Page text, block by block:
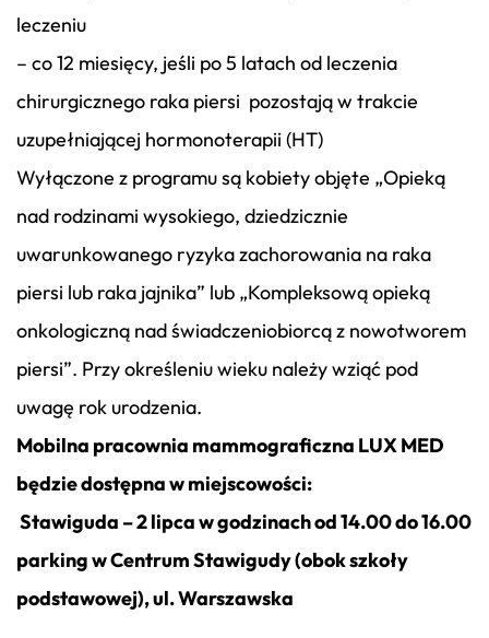
leczeniu
– co 12 miesięcy, jeśli po 5 latach od leczenia
chirurgicznego raka piersi pozostają w trakcie
uzupełniającej hormonoterapii (HT)
Wyłączone z programu są kobiety objęte „Opieką
nad rodzinami wysokiego, dziedzicznie
uwarunkowanego ryzyka zachorowania na raka
piersi lub raka jajnika” lub „Kompleksową opieką
onkologiczną nad świadczeniobiorcą z nowotworem
piersi”. Przy określeniu wieku należy wziąć pod
uwagę rok urodzenia.
Mobilna pracownia mammograficzna LUX MED
będzie dostępna w miejscowości:
Stawiguda – 2 lipca w godzinach od 14.00 do 16.00
parking w Centrum Stawigudy (obok szkoły
podstawowej), ul. Warszawska